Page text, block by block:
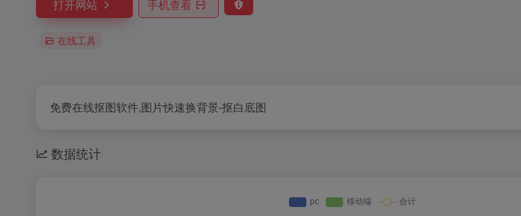
打开网站 手机查看
在线工具
免费在线抠图软件,图片快速换背景-抠白底图
数据统计